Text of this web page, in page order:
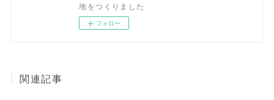
地をつくりました
フォロー
関連記事